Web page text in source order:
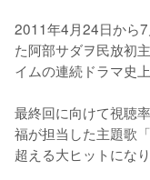
2011年4月24日から
た阿部サダヲ民放初
イムの連続ドラマ史
最終回に向けて視聴
福が担当した主題歌
超える大ヒットになり